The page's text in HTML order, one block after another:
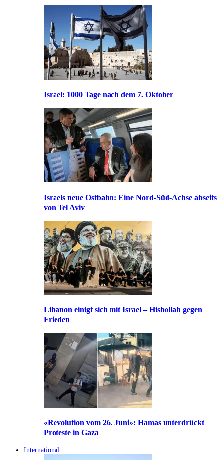
Israel: 1000 Tage nach dem 7. Oktober
Israels neue Ostbahn: Eine Nord-Süd-Achse abseits
von Tel Aviv
Libanon einigt sich mit Israel – Hisbollah gegen
Frieden
«Revolution vom 26. Juni»: Hamas unterdrückt
Proteste in Gaza
International